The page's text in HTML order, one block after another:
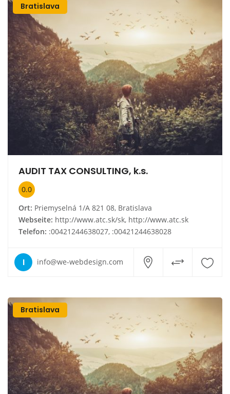
Bratislava
AUDIT TAX CONSULTING, k.s.
0.0
Ort: Priemyselná 1/A 821 08, Bratislava
Webseite: http://www.atc.sk/sk, http://www.atc.sk
Telefon: :00421244638027, :00421244638028
I info@we-webdesign.com
Bratislava